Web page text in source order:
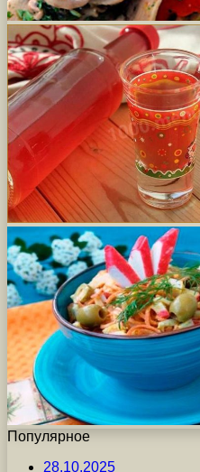
Популярное
28.10.2025